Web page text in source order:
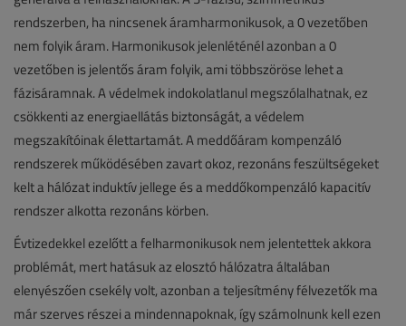
rendszerben, ha nincsenek áramharmonikusok, a 0 vezetőben
nem folyik áram. Harmonikusok jelenléténél azonban a 0
vezetőben is jelentős áram folyik, ami többszöröse lehet a
fázisáramnak. A védelmek indokolatlanul megszólalhatnak, ez
csökkenti az energiaellátás biztonságát, a védelem
megszakítóinak élettartamát. A meddőáram kompenzáló
rendszerek működésében zavart okoz, rezonáns feszültségeket
kelt a hálózat induktív jellege és a meddőkompenzáló kapacitív
rendszer alkotta rezonáns körben.
Évtizedekkel ezelőtt a felharmonikusok nem jelentettek akkora
problémát, mert hatásuk az elosztó hálózatra általában
elenyészően csekély volt, azonban a teljesítmény félvezetők ma
már szerves részei a mindennapoknak, így számolnunk kell ezen